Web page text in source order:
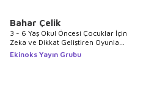
Bahar Çelik
3 - 6 Yaş Okul Öncesi Çocuklar İçin
Zeka ve Dikkat Geliştiren Oyunlar
4 Kitap Set
Ekinoks Yayın Grubu